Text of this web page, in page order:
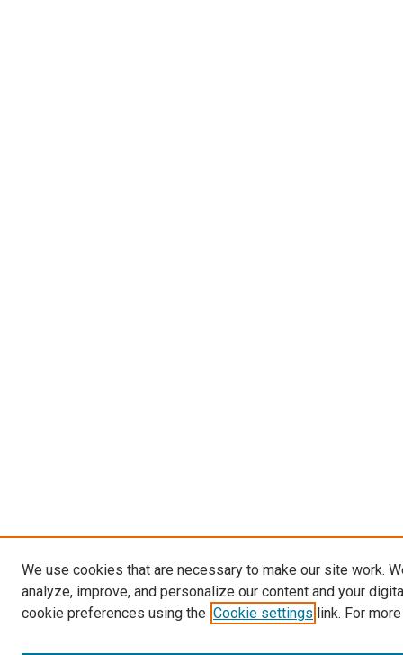
We use cookies that are necessary to make our site work.
analyze, improve, and personalize our content and your
cookie preferences using the Cookie settings link. For